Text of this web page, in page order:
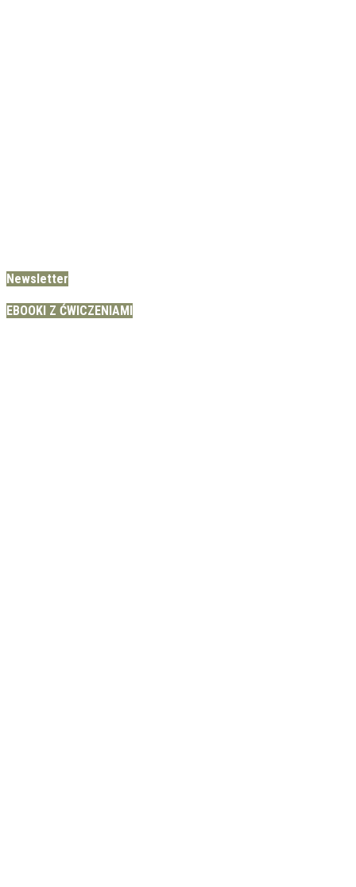
Newsletter
EBOOKI Z ĆWICZENIAMI